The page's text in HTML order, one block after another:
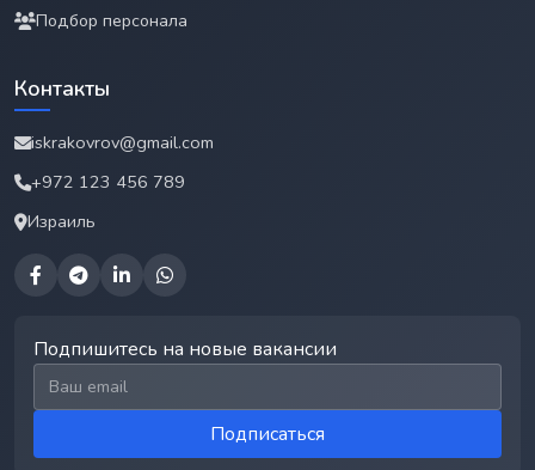
Подбор персонала
Контакты
iskrakovrov@gmail.com
+972 123 456 789
Израиль
Подпишитесь на новые вакансии
Email для подписки
Подписаться